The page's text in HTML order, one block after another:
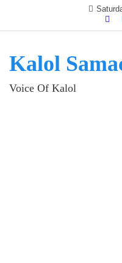
Kalol
Voice Of Kalol